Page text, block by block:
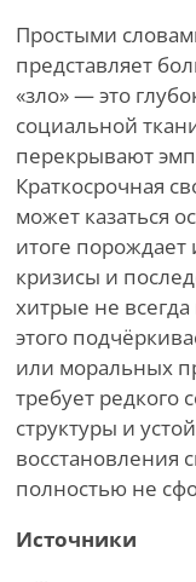
Простыми
представляет
«зло» — это
социальной
перекрывают
Краткосрочная
может казаться
итоге
кризисы и
хитрые не
этого
или моральных
требует редкого
структуры и
восстановления
полностью не
Источники